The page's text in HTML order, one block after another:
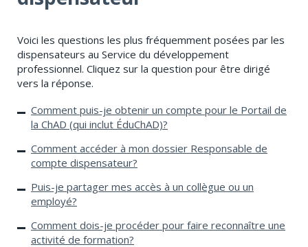
Voici les questions les plus fréquemment posées par les
dispensateurs au Service du développement
professionnel. Cliquez sur la question pour être dirigé
vers la réponse.
Comment puis-je obtenir un compte pour le Portail de
la ChAD (qui inclut ÉduChAD)?
Comment accéder à mon dossier Responsable de
compte dispensateur?
Puis-je partager mes accès à un collègue ou un
employé?
Comment dois-je procéder pour faire reconnaître une
activité de formation?